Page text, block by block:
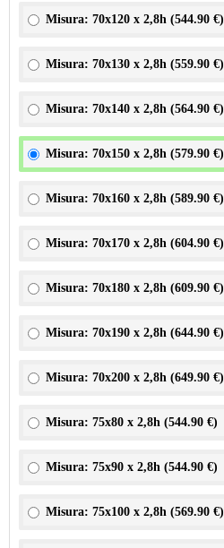
Misura: 70x120 x 2,8h (544.90 €)
Misura: 70x130 x 2,8h (559.90 €)
Misura: 70x140 x 2,8h (564.90 €)
Misura: 70x150 x 2,8h (579.90 €)
Misura: 70x160 x 2,8h (589.90 €)
Misura: 70x170 x 2,8h (604.90 €)
Misura: 70x180 x 2,8h (609.90 €)
Misura: 70x190 x 2,8h (644.90 €)
Misura: 70x200 x 2,8h (649.90 €)
Misura: 75x80 x 2,8h (544.90 €)
Misura: 75x90 x 2,8h (544.90 €)
Misura: 75x100 x 2,8h (569.90 €)